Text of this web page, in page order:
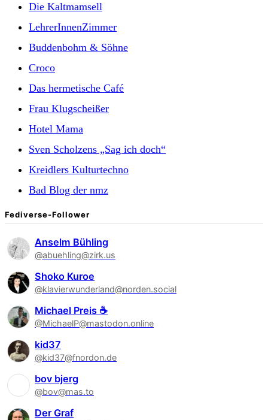
Die Kaltmamsell
LehrerInnenZimmer
Buddenbohm & Söhne
Croco
Das hermetische Café
Frau Klugscheißer
Hotel Mama
Sven Scholzens „Sag ich doch“
Kreidlers Kulturtechno
Bad Blog der nmz
Fediverse-Follower
Anselm Bühling
@abuehling@zirk.us
Shoko Kuroe
@klavierwunderland@norden.social
Michael Preis ☕
@MichaelP@mastodon.online
kid37
@kid37@fnordon.de
bov bjerg
@bov@mas.to
Der Graf